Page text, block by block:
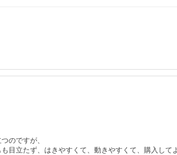
のですが、
目立たず、はきやすくて、動きやすくて、購入して